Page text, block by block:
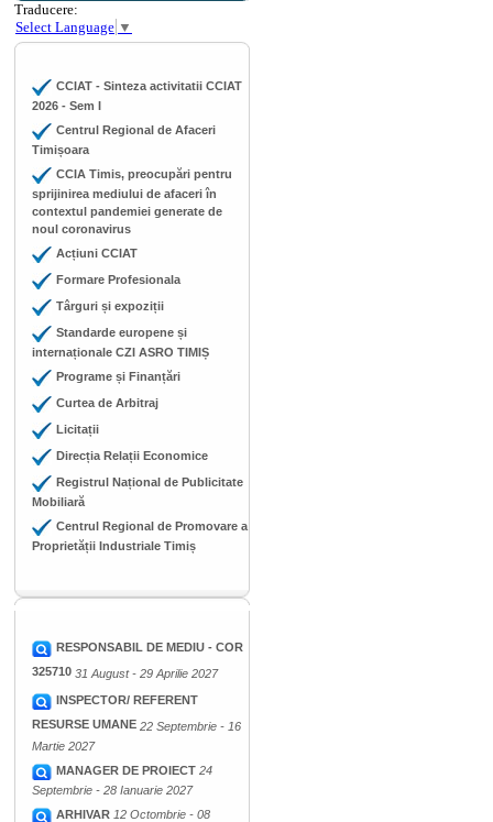
Traducere:
Select Language ▼
CCIAT - Sinteza activitatii CCIAT
2026 - Sem I
Centrul Regional de Afaceri
Timișoara
CCIA Timis, preocupări pentru
sprijinirea mediului de afaceri în
contextul pandemiei generate de
noul coronavirus
Acțiuni CCIAT
Formare Profesionala
Târguri și expoziții
Standarde europene și
internaționale CZI ASRO TIMIȘ
Programe și Finanțări
Curtea de Arbitraj
Licitații
Direcția Relații Economice
Registrul Național de Publicitate
Mobiliară
Centrul Regional de Promovare a
Proprietății Industriale Timiș
RESPONSABIL DE MEDIU - COR
325710 31 August - 29 Aprilie 2027
INSPECTOR/ REFERENT
RESURSE UMANE 22 Septembrie - 16
Martie 2027
MANAGER DE PROIECT 24
Septembrie - 28 Ianuarie 2027
ARHIVAR 12 Octombrie - 08